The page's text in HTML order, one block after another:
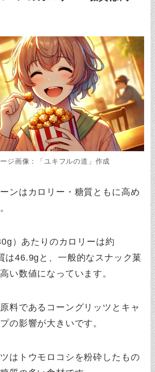
ジ画像：「ユキフルの道」作成
ンはカロリー・糖質ともに高め
）あたりのカロリーは約
は46.9gと、一般的なスナック菓
い数値になっています。
料であるコーングリッツとキャ
の影響が大きいです。
はトウモロコシを粉砕したもの